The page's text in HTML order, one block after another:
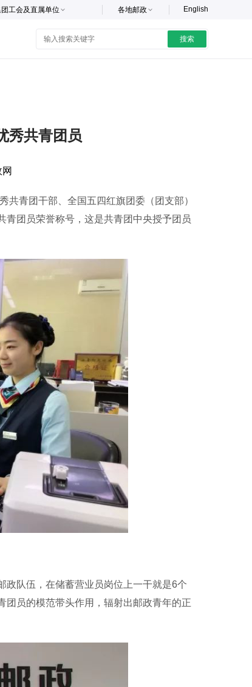
English
各地邮政
工会及直属单位
搜索
秀共青团员
青团干部、全国五四红旗团委（团支部）
青团员荣誉称号，这是共青团中央授予团员
队伍，在储蓄营业员岗位上一干就是6个
团员的模范带头作用，辐射出邮政青年的正